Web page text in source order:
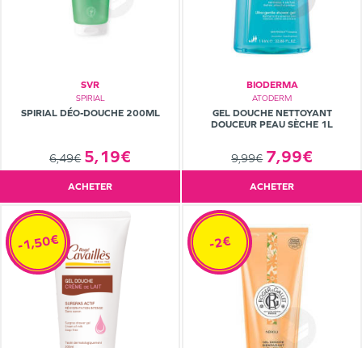
SVR
SPIRIAL
SPIRIAL DÉO-DOUCHE 200ML
6,49€ 5,19€
ACHETER
BIODERMA
ATODERM
GEL DOUCHE NETTOYANT
DOUCEUR PEAU SÈCHE 1L
9,99€ 7,99€
ACHETER
-1,50€ -2€